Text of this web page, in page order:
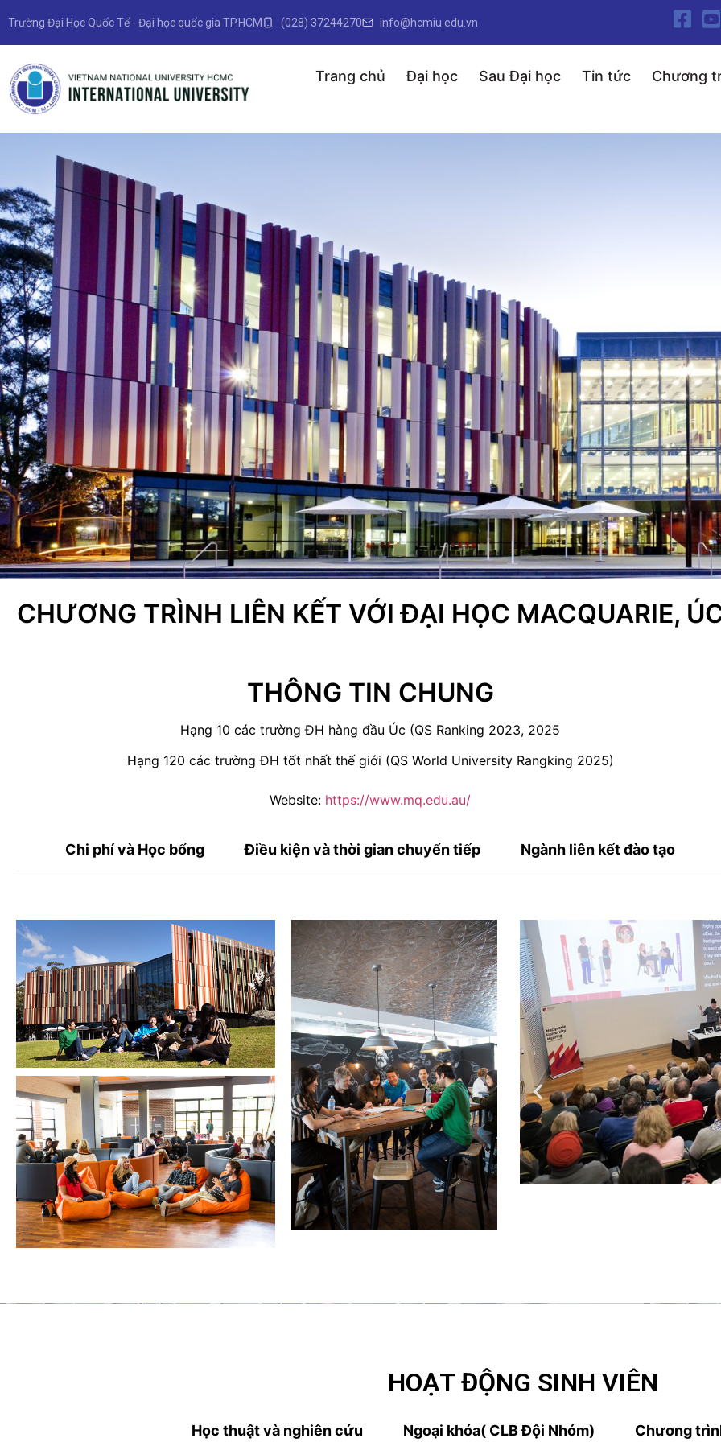
Trường Đại Học Quốc Tế - Đại học quốc gia TP.HCM (028) 37244270 info@hcmiu.edu.vn
Trang chủ Đại học Sau Đại học Tin tức Chương
CHƯƠNG TRÌNH LIÊN KẾT VỚI ĐẠI HỌC MACQUARIE,
THÔNG TIN CHUNG
Hạng 10 các trường ĐH hàng đầu Úc (QS Ranking 2023, 2025
Hạng 120 các trường ĐH tốt nhất thế giới (QS World University Rangking 2025)
Website: https://www.mq.edu.au/
Chi phí và Học bổng Điều kiện và thời gian chuyển tiếp Ngành liên kết đào tạo
HOẠT ĐỘNG SINH VIÊN
Học thuật và nghiên cứu Ngoại khóa( CLB Đội Nhóm) Chương